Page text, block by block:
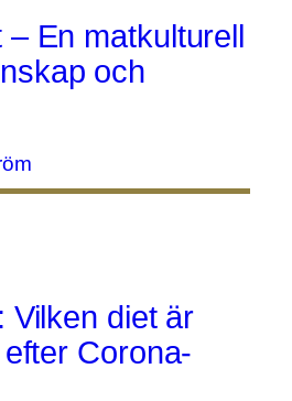
– En matkulturell
och
Vilken diet är
Corona-